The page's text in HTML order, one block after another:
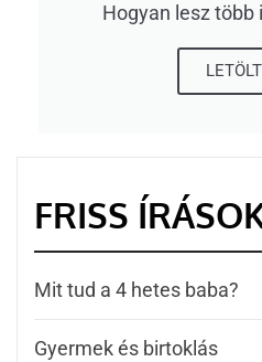
Hogyan lesz több
FRISS
Mit tud a 4 hetes baba?
Gyermek és birtoklás